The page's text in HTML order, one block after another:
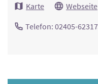
Karte
Webseite
Telefon: 02405-